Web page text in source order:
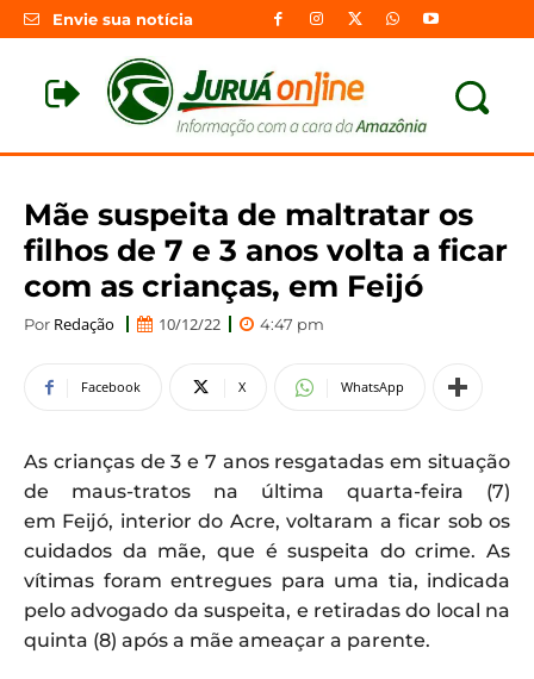
Envie sua notícia
Mãe suspeita de maltratar os
filhos de 7 e 3 anos volta a ficar
com as crianças, em Feijó
Por Redação 10/12/22 4:47 pm
Facebook X WhatsApp
As crianças de 3 e 7 anos resgatadas em situação
de maus-tratos na última quarta-feira (7)
em Feijó, interior do Acre, voltaram a ficar sob os
cuidados da mãe, que é suspeita do crime. As
vítimas foram entregues para uma tia, indicada
pelo advogado da suspeita, e retiradas do local na
quinta (8) após a mãe ameaçar a parente.